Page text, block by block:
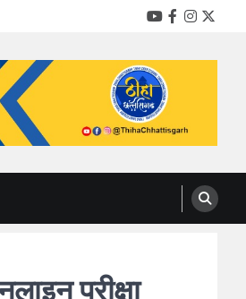
YouTube
Facebook
परीक्षा